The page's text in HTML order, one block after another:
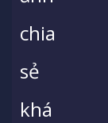
chia
sẻ
khá